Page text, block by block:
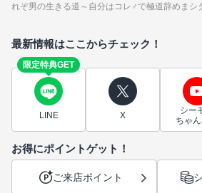
れぞ男の生きる道～自分はコレ♂で極道辞めまシ
最新情報はここからチェック！
限定特典GET
LINE X
シー
ちゃ
お得にポイントゲット！
ご来店ポイント